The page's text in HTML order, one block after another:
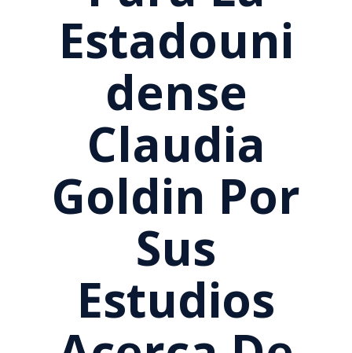
Estadouni
Dense
Claudia
Goldin Por
Sus
Estudios